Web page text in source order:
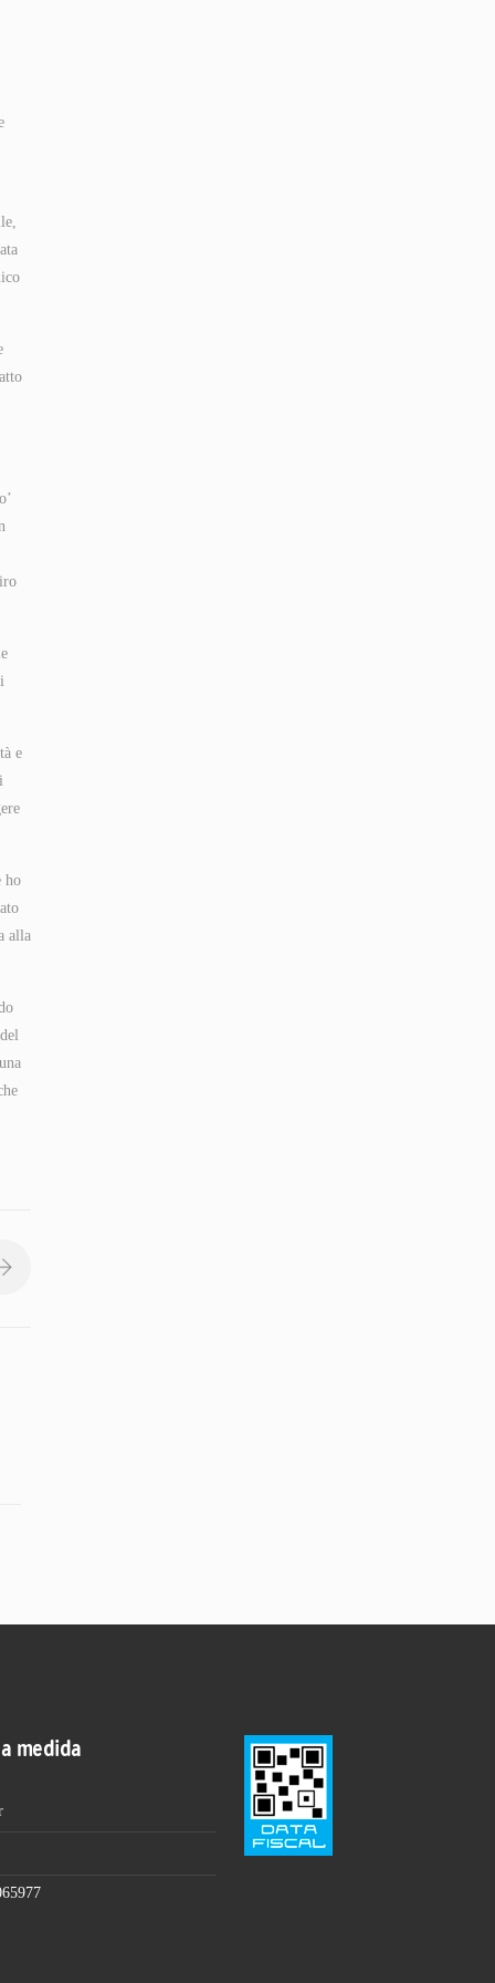
e
ho
alla
medida